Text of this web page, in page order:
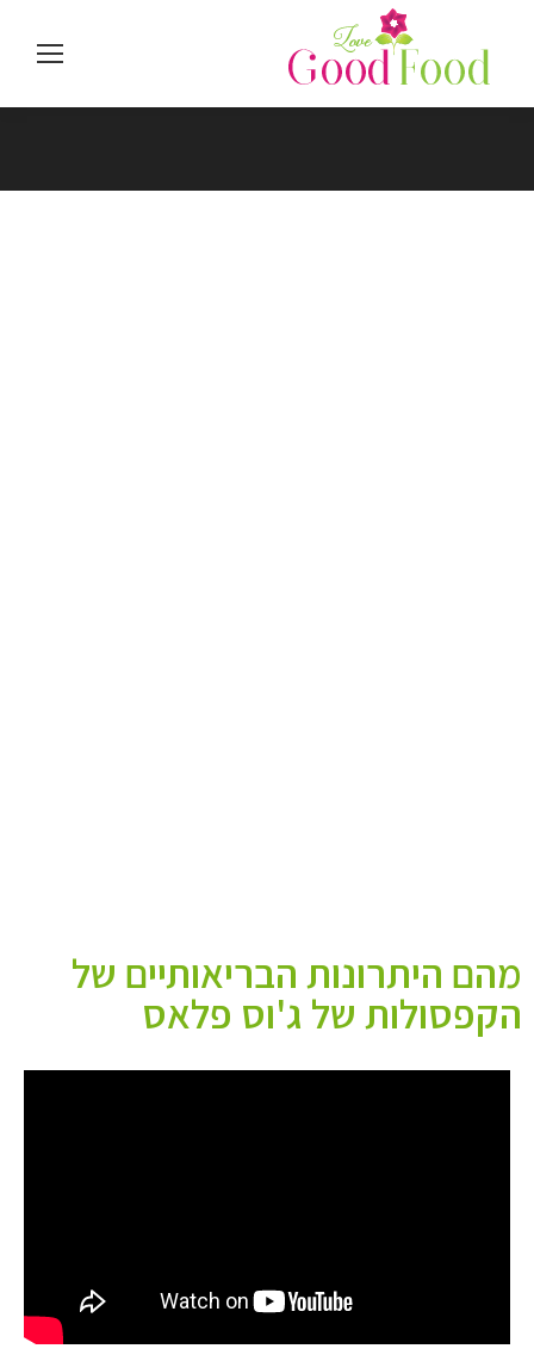
מהם היתרונות הבריאותיים של
הקפסולות של ג'וס פלאס